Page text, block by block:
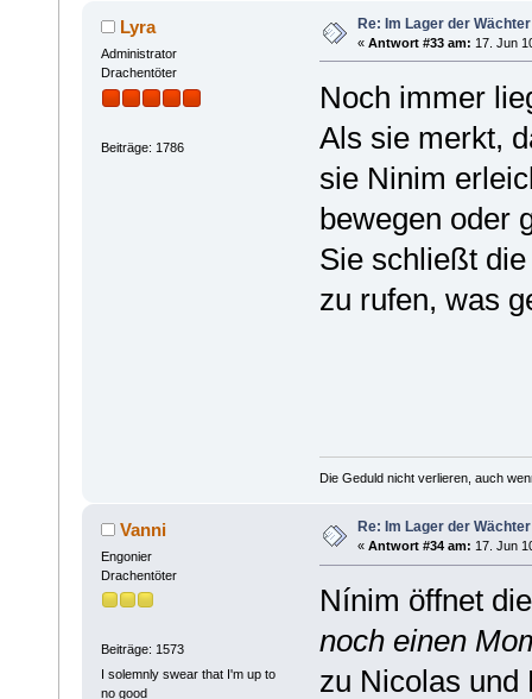
Lyra
Administrator
Drachentöter
Beiträge: 1786
Re: Im Lager der
« Antwort #33 am: 17. Jun
Noch immer
Als sie merkt,
sie Ninim
bewegen oder
Sie schließt
zu rufen, was
Die Geduld nicht verlieren, auch
Vanni
Engonier
Drachentöter
Beiträge: 1573
I solemnly swear that I'm up to
no good
Re: Im Lager der
« Antwort #34 am: 17. Jun
Nínim öffnet
noch einen
zu Nicolas